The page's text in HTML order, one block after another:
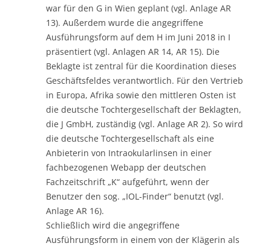
war für den G in Wien geplant (vgl. Anlage AR
13). Außerdem wurde die angegriffene
Ausführungsform auf dem H im Juni 2018 in I
präsentiert (vgl. Anlagen AR 14, AR 15). Die
Beklagte ist zentral für die Koordination dieses
Geschäftsfeldes verantwortlich. Für den Vertrieb
in Europa, Afrika sowie den mittleren Osten ist
die deutsche Tochtergesellschaft der Beklagten,
die J GmbH, zuständig (vgl. Anlage AR 2). So wird
die deutsche Tochtergesellschaft als eine
Anbieterin von Intraokularlinsen in einer
fachbezogenen Webapp der deutschen
Fachzeitschrift „K“ aufgeführt, wenn der
Benutzer den sog. „IOL-Finder“ benutzt (vgl.
Anlage AR 16).
Schließlich wird die angegriffene
Ausführungsform in einem von der Klägerin als